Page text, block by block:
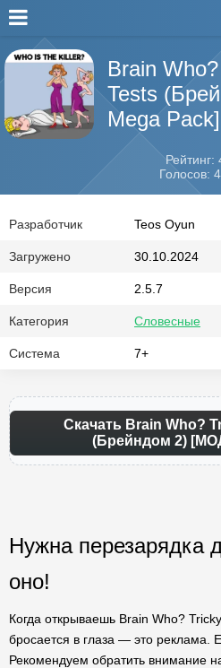
Brain
Tests
Mega Pack]
Рейтинг:
Голосов:
Разработчик Teos Oyun
Загружено 30.10.2024
Версия 2.5.7
Категория Словесные
Система 7+
Скачать Brain Who?
(Брейндом 2)
Нужна перезарядка
оно!
Когда открываешь Brain Who?
бросается в глаза — это реклама.
Рекомендуем обратить внимание